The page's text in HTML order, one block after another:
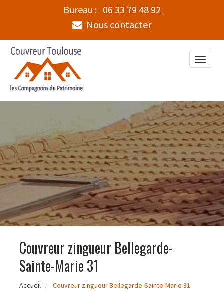
Bureau : 06 33 79 48 92
Nous contacter
Toggle
Couvreur zingueur Bellegarde-
Sainte-Marie 31
Accueil Couvreur zingueur Bellegarde-Sainte-Marie 31